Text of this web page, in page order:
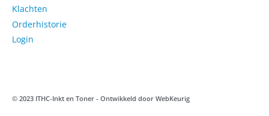
Klachten
Orderhistorie
Login
© 2023 ITHC-Inkt en Toner - Ontwikkeld door WebKeurig